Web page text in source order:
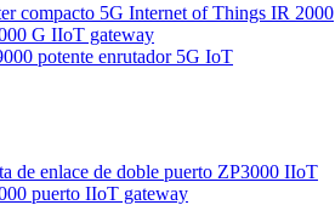
compacto 5G Internet of Things IR 2000
G IIoT gateway
potente enrutador 5G IoT
de enlace de doble puerto ZP3000 IIoT
puerto IIoT gateway